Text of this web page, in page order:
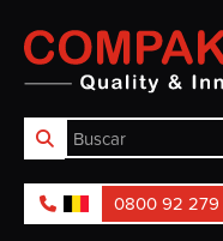
Compaktuna
0800 92 279